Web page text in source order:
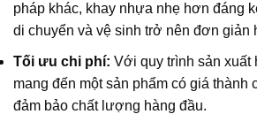
pháp khác, khay nhựa nhẹ hơn đáng
di chuyển và vệ sinh trở nên đơn giản
Tối ưu chi phí: Với quy trình sản xuất
mang đến một sản phẩm có giá thành
đảm bảo chất lượng hàng đầu.